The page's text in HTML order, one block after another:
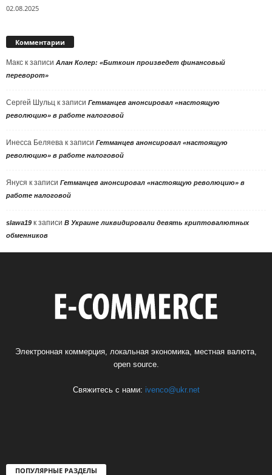
02.08.2025
Комментарии
Макс к записи Алан Колер: «Биткоин произведет финансовый
переворот»
Сергей Шульц к записи Гетманцев анонсировал «настоящую
революцию» в работе налоговой
Инесса Беляева к записи Гетманцев анонсировал «настоящую
революцию» в работе налоговой
Януся к записи Гетманцев анонсировал «настоящую революцию» в
работе налоговой
slawa19 к записи В Украине ликвидировали девять криптовалютных
обменников
Электронная коммерция, локальная экономика, местная валюта,
open source.
Свяжитесь с нами: ivenco@ukr.net
ПОПУЛЯРНЫЕ РАЗДЕЛЫ